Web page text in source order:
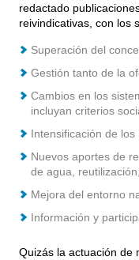
redactado
reivindicativas, con los
Superación del
Gestión tanto de la
Cambios en los
incluyan criterios
Intensificación de los
Nuevos aportes de
de agua,
Mejora del entorno
Información y
Quizás la actuación de